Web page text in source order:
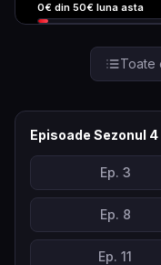
0€ din 50€ luna asta
Toate
Episoade Sezonul 4
Ep. 3
Ep. 8
Ep. 11